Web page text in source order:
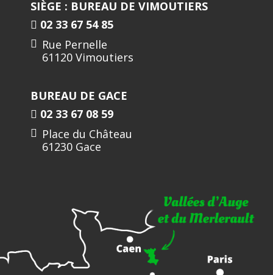
SIÈGE : BUREAU DE VIMOUTIERS
02 33 67 54 85
Rue Pernelle
61120 Vimoutiers
BUREAU DE GACE
02 33 67 08 59
Place du Château
61230 Gace